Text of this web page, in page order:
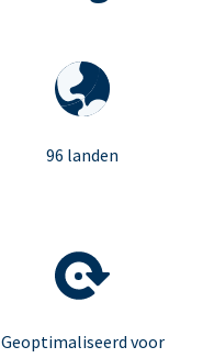
96 landen
Geoptimaliseerd voor